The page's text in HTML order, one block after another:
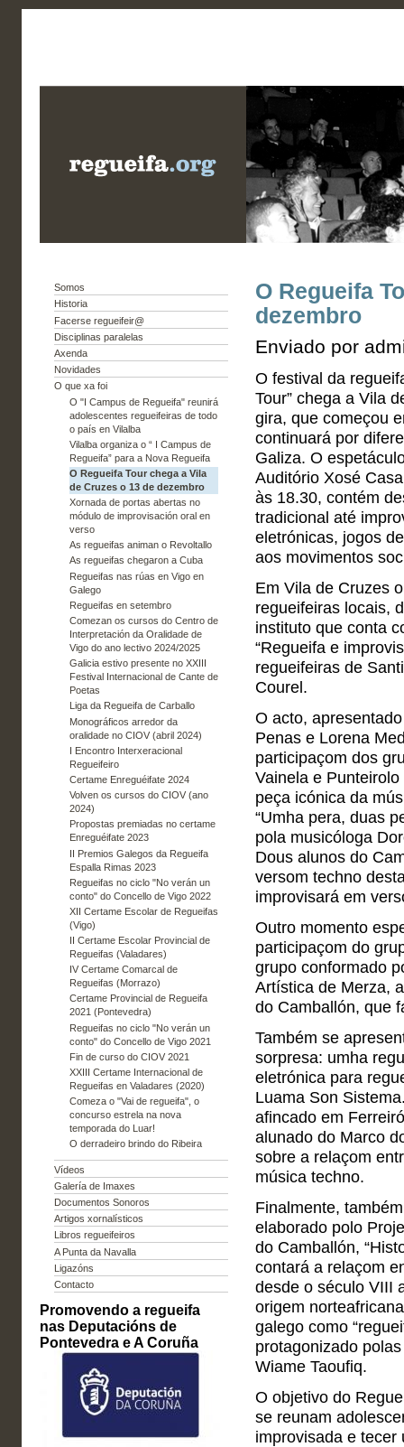
Somos
Historia
Facerse regueifeir@
Disciplinas paralelas
Axenda
Novidades
O que xa foi
O "I Campus de Regueifa" reunirá
adolescentes regueifeiras de todo
o país en Vilalba
Vilalba organiza o “ I Campus de
Regueifa” para a Nova Regueifa
O Regueifa Tour chega a Vila
de Cruzes o 13 de dezembro
Xornada de portas abertas no
módulo de improvisación oral en
verso
As regueifas animan o Revoltallo
As regueifas chegaron a Cuba
Regueifas nas rúas en Vigo en
Galego
Regueifas en setembro
Comezan os cursos do Centro de
Interpretación da Oralidade de
Vigo do ano lectivo 2024/2025
Galicia estivo presente no XXIII
Festival Internacional de Cante de
Poetas
Liga da Regueifa de Carballo
Monográficos arredor da
oralidade no CIOV (abril 2024)
I Encontro Interxeracional
Regueifeiro
Certame Enreguéifate 2024
Volven os cursos do CIOV (ano
2024)
Propostas premiadas no certame
Enreguéifate 2023
II Premios Galegos da Regueifa
Espalla Rimas 2023
Regueifas no ciclo "No verán un
conto" do Concello de Vigo 2022
XII Certame Escolar de Regueifas
(Vigo)
II Certame Escolar Provincial de
Regueifas (Valadares)
IV Certame Comarcal de
Regueifas (Morrazo)
Certame Provincial de Regueifa
2021 (Pontevedra)
Regueifas no ciclo "No verán un
conto" do Concello de Vigo 2021
Fin de curso do CIOV 2021
XXIII Certame Internacional de
Regueifas en Valadares (2020)
Comeza o "Vai de regueifa", o
concurso estrela na nova
temporada do Luar!
O derradeiro brindo do Ribeira
Vídeos
Galería de Imaxes
Documentos Sonoros
Artigos xornalísticos
Libros regueifeiros
A Punta da Navalla
Ligazóns
Contacto
Promovendo a regueifa
nas Deputacións de
Pontevedra e A Coruña
O Regueifa
dezembro
Enviado por
O festival da
Tour” chega a Vila
gira, que começou
continuará por
Galiza. O
Auditório Xosé
às 18.30, contém
tradicional até
eletrónicas, jogos
aos movimentos
Em Vila de Cruzes
regueifeiras locais,
instituto que conta
“Regueifa e
regueifeiras de
Courel.
O acto,
Penas e Lorena
participaçom dos
Vainela e
peça icónica da
“Umha pera, duas
pola musicóloga
Dous alunos do
versom techno
improvisará em
Outro momento
participaçom do
grupo conformado
Artística de Merza,
do Camballón, que
Também se
sorpresa: umha
eletrónica para
Luama Son
afincado em
alunado do Marco
sobre a relaçom
música techno.
Finalmente,
elaborado polo
do Camballón,
contará a relaçom
desde o século VIII
origem
galego como
protagonizado
Wiame Taoufiq.
O objetivo do
se reunam
improvisada e tecer